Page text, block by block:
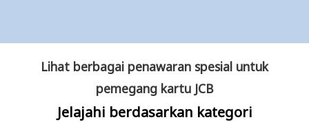
Lihat berbagai penawaran spesial untuk
pemegang kartu JCB
Jelajahi berdasarkan kategori